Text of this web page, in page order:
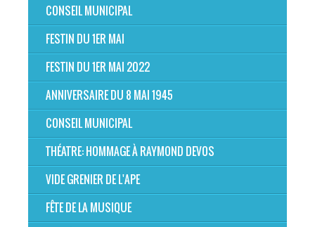
CONSEIL MUNICIPAL
FESTIN DU 1ER MAI
FESTIN DU 1ER MAI 2022
ANNIVERSAIRE DU 8 MAI 1945
CONSEIL MUNICIPAL
THÉATRE: HOMMAGE À RAYMOND DEVOS
VIDE GRENIER DE L'APE
FÊTE DE LA MUSIQUE